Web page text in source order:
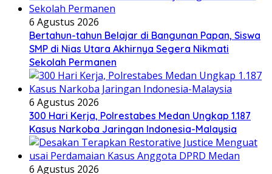
6 Agustus 2026
Bertahun-tahun Belajar di Bangunan Papan, Siswa
SMP di Nias Utara Akhirnya Segera Nikmati
Sekolah Permanen
6 Agustus 2026
300 Hari Kerja, Polrestabes Medan Ungkap 1.187
Kasus Narkoba Jaringan Indonesia-Malaysia
6 Agustus 2026